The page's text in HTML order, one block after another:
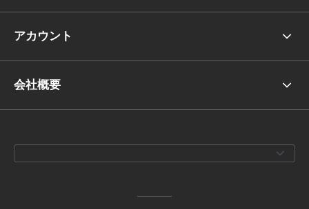
アカウント
会社概要